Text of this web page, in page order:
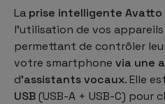
La prise intelligente Avatto
l’utilisation de vos
permettant de contrôler
votre smartphone via une
d’assistants vocaux. Elle
USB(USB-A + USB-C) pour